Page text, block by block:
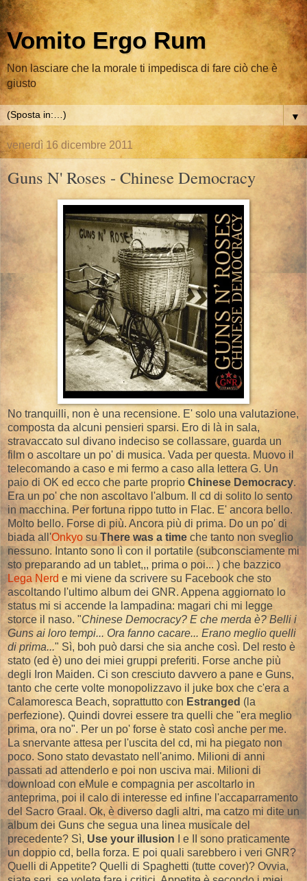
Vomito Ergo Rum
Non lasciare che la morale ti impedisca di fare ciò che è
giusto
▼
venerdì 16 dicembre 2011
Guns N' Roses - Chinese Democracy
No tranquilli, non è una recensione. E' solo una valutazione,
composta da alcuni pensieri sparsi. Ero di là in sala,
stravaccato sul divano indeciso se collassare, guarda un
film o ascoltare un po' di musica. Vada per questa. Muovo il
telecomando a caso e mi fermo a caso alla lettera G. Un
paio di OK ed ecco che parte proprio Chinese Democracy.
Era un po' che non ascoltavo l'album. Il cd di solito lo sento
in macchina. Per fortuna rippo tutto in Flac. E' ancora bello.
Molto bello. Forse di più. Ancora più di prima. Do un po' di
biada all'Onkyo suThere was a time che tanto non sveglio
nessuno. Intanto sono lì con il portatile (subconsciamente mi
sto preparando ad un tablet,,, prima o poi... ) che bazzico
Lega Nerd e mi viene da scrivere su Facebook che sto
ascoltando l'ultimo album dei GNR. Appena aggiornato lo
status mi si accende la lampadina: magari chi mi legge
storce il naso. "Chinese Democracy? E che merda è? Belli i
Guns ai loro tempi... Ora fanno cacare... Erano meglio quelli
di prima..." Sì, boh può darsi che sia anche così. Del resto è
stato (ed è) uno dei miei gruppi preferiti. Forse anche più
degli Iron Maiden. Ci son cresciuto davvero a pane e Guns,
tanto che certe volte monopolizzavo il juke box che c'era a
Calamoresca Beach, soprattutto con Estranged (la
perfezione). Quindi dovrei essere tra quelli che "era meglio
prima, ora no". Per un po' forse è stato così anche per me.
La snervante attesa per l'uscita del cd, mi ha piegato non
poco. Sono stato devastato nell'animo. Milioni di anni
passati ad attenderlo e poi non usciva mai. Milioni di
download con eMule e compagnia per ascoltarlo in
anteprima, poi il calo di interesse ed infine l'accaparramento
del Sacro Graal. Ok, è diverso dagli altri, ma catzo mi dite un
album dei Guns che segua una linea musicale del
precedente? Sì, Use your illusion I e II sono praticamente
un doppio cd, bella forza. E poi quali sarebbero i veri GNR?
Quelli di Appetite? Quelli di Spaghetti (tutte cover)? Ovvia,